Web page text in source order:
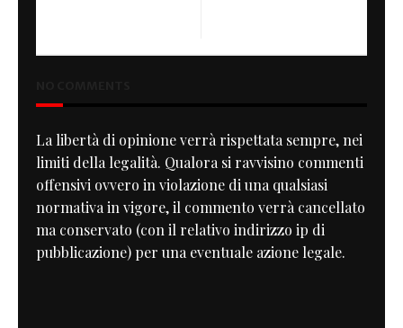
La libertà di opinione verrà rispettata sempre, nei
limiti della legalità. Qualora si ravvisino commenti
offensivi ovvero in violazione di una qualsiasi
normativa in vigore, il commento verrà cancellato
ma conservato (con il relativo indirizzo ip di
pubblicazione) per una eventuale azione legale.